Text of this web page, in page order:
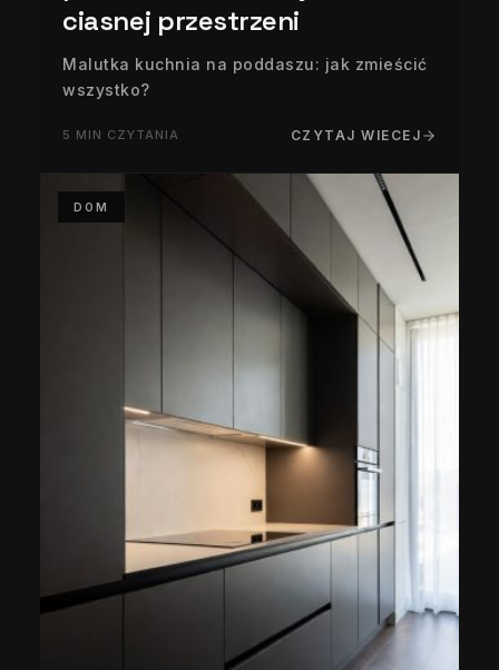
ciasnej przestrzeni
Malutka kuchnia na poddaszu: jak zmieścić
wszystko?
5 MIN CZYTANIA CZYTAJ WIECEJ
DOM